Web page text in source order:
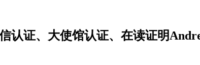
认证、大使馆认证、在读证明